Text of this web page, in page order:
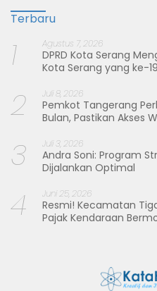
Terbaru
1 Agustus 7, 2026
DPRD Kota Serang
Kota Serang yang ke-
2 Juli 8, 2026
Pemkot Tangerang
Bulan, Pastikan Akses
3 Juli 3, 2026
Andra Soni: Program
Dijalankan Optimal
4 Juni 25, 2026
Resmi! Kecamatan
Pajak Kendaraan